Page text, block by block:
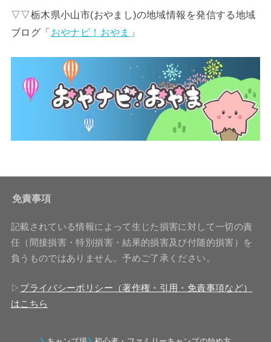
▽▽栃木県小山市(おやまし)の地域情報を発信する地域
ブログ「おやナビ！おやま 」
免責事項
記載されている情報によって生じた損害に対して一切の責
任（間接損害・特別損害・結果的損害及び付随的損害）を
負うものではありません。予めご了承ください。
▷ プライバシーポリシー（著作権・引用・免責事項など）
はこちら